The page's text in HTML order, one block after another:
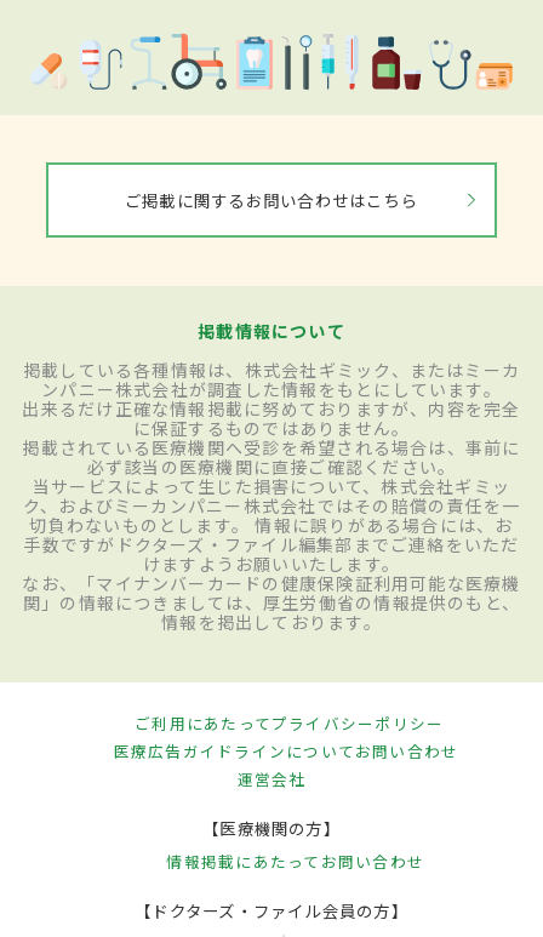
ご掲載に関するお問い合わせはこちら
掲載情報について
掲載している各種情報は、株式会社ギミック、またはミーカ
ンパニー株式会社が調査した情報をもとにしています。
出来るだけ正確な情報掲載に努めておりますが、内容を完全
に保証するものではありません。
掲載されている医療機関へ受診を希望される場合は、事前に
必ず該当の医療機関に直接ご確認ください。
当サービスによって生じた損害について、株式会社ギミッ
ク、およびミーカンパニー株式会社ではその賠償の責任を一
切負わないものとします。 情報に誤りがある場合には、お
手数ですがドクターズ・ファイル編集部までご連絡をいただ
けますようお願いいたします。
なお、「マイナンバーカードの健康保険証利用可能な医療機
関」の情報につきましては、厚生労働省の情報提供のもと、
情報を掲出しております。
ご利用にあたってプライバシーポリシー
医療広告ガイドラインについてお問い合わせ
運営会社
【医療機関の方】
情報掲載にあたって お問い合わせ
【ドクターズ・ファイル会員の方】